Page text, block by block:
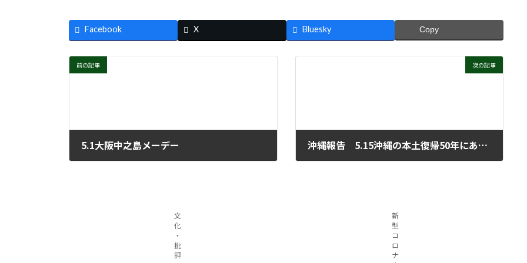
Facebook X Bluesky Copy
前の記事
5.1大阪中之島メーデー
次の記事
沖縄報告 5.15沖縄の本土復帰50年にあたって
文
化
・
批
評
新
型
コ
ロ
ナ